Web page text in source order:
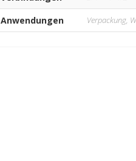
Anwendungen Verpackung,